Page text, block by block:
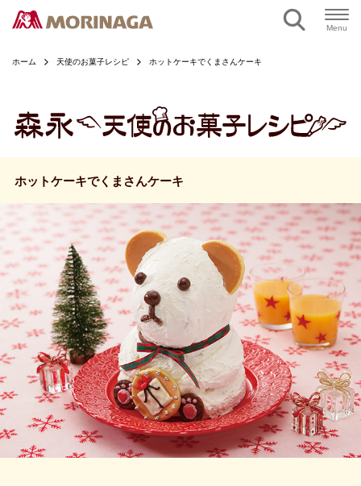
Menu
ホーム 天使のお菓子レシピ ホットケーキでくまさんケーキ
ホットケーキでくまさんケーキ